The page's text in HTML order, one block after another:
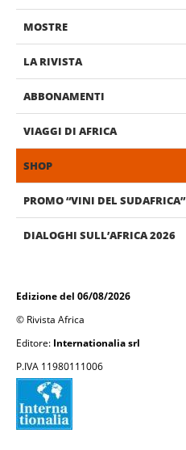
MOSTRE
LA RIVISTA
ABBONAMENTI
VIAGGI DI AFRICA
SHOP
PROMO “VINI DEL SUDAFRICA”
DIALOGHI SULL’AFRICA 2026
Edizione del 06/08/2026
© Rivista Africa
Editore: Internationalia srl
P.IVA 11980111006